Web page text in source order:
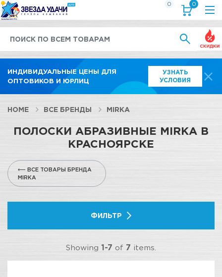
ИНДИВИДУАЛЬНЫЕ ЦЕНЫ ДЛЯ
ОПТОВИКОВ И ЮРЛИЦ
УЗНАТЬ
УСЛОВИЯ
0 0
HOME ВСЕ БРЕНДЫ MIRKA
ПОЛОСКИ АБРАЗИВНЫЕ MIRKA В
КРАСНОЯРСКЕ
⟵ ВСЕ ТОВАРЫ БРЕНДА
MIRKA
ФИЛЬТР
Showing 1-7 of 7 items.